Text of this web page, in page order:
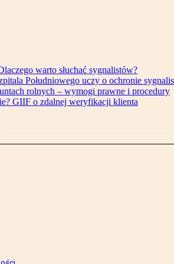
warto słuchać sygnalistów?
Południowego uczy o ochronie
rolnych – wymogi prawne i procedury
GIIF o zdalnej weryfikacji klienta